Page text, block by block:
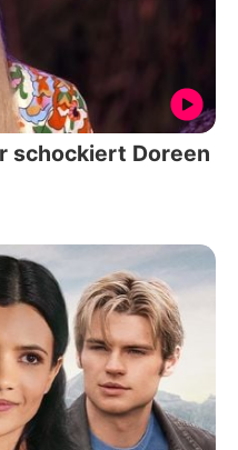
schockiert Doreen